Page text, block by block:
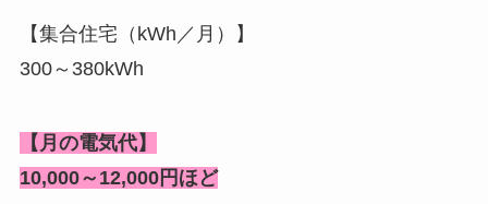
【集合住宅（kWh／月）】
300～380kWh
【月の電気代】
10,000～12,000円ほど